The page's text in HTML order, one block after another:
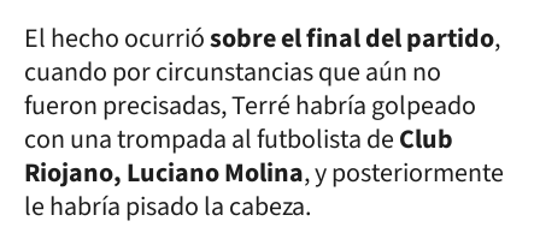
El hecho ocurriósobre el final del partido,
cuando por circunstancias que aún no
fueron precisadas, Terré habría golpeado
con una trompada al futbolista deClub
Riojano, Luciano Molina, y posteriormente
le habría pisado la cabeza.